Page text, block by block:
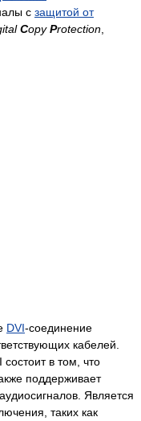
с защитой от
CopyProtection
DVI-соединение
кабелей.
в том, что
поддерживает
Является
таких как